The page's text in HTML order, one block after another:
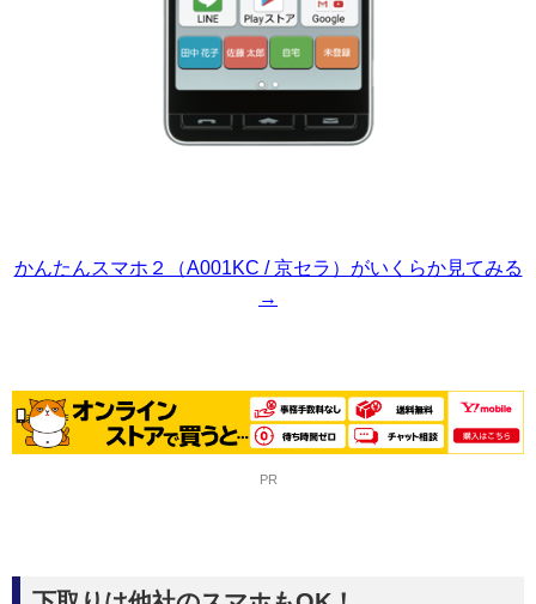
かんたんスマホ２（A001KC / 京セラ）がいくらか見てみる
→
PR